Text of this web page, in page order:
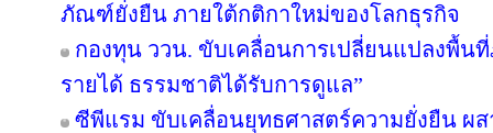
ภัณฑ์ยั่งยืน ภายใต้กติกาใหม่ของโลกธุรกิจ
กองทุน ววน. ขับเคลื่อนการเปลี่ยนแปลงพื้น
รายได้ ธรรมชาติได้รับการดูแล”
ซีพีแรม ขับเคลื่อนยุทธศาสตร์ความยั่งยืน ผสา